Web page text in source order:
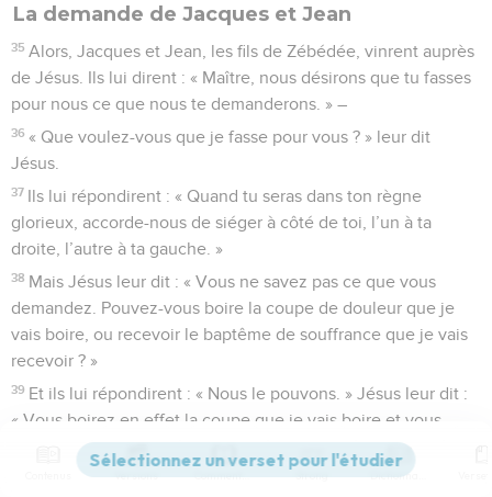
La demande de Jacques et Jean
35 Alors, Jacques et Jean, les fils de Zébédée, vinrent auprès
de Jésus. Ils lui dirent : « Maître, nous désirons que tu fasses
pour nous ce que nous te demanderons. » –
36 « Que voulez-vous que je fasse pour vous ? » leur dit
Jésus.
37 Ils lui répondirent : « Quand tu seras dans ton règne
glorieux, accorde-nous de siéger à côté de toi, l’un à ta
droite, l’autre à ta gauche. »
38 Mais Jésus leur dit : « Vous ne savez pas ce que vous
demandez. Pouvez-vous boire la coupe de douleur que je
vais boire, ou recevoir le baptême de souffrance que je vais
recevoir ? »
39 Et ils lui répondirent : « Nous le pouvons. » Jésus leur dit :
« Vous boirez en effet la coupe que je vais boire et vous
recevrez le baptême que je vais recevoir.
Mais ce n’est pas à moi de décider qui siègera à ma droite
Versions Commentaires Strong